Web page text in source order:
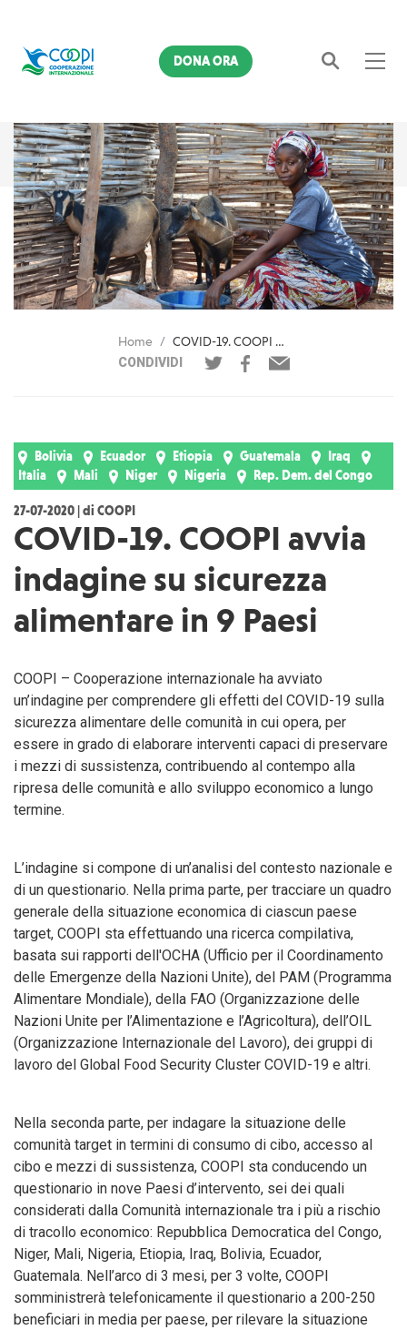
Cerca
DONA ORA
Home
COVID-19. COOPI avvia indagine su sicurezza alimentare in 9 Paesi
CONDIVIDI
Bolivia Ecuador Etiopia Guatemala
Iraq
Italia
Mali Niger Nigeria Rep. Dem. del Congo
27-07-2020 | di COOPI
COVID-19. COOPI avvia
indagine su sicurezza
alimentare in 9 Paesi
COOPI – Cooperazione internazionale ha avviato
un’indagine per comprendere gli effetti del COVID-19 sulla
sicurezza alimentare delle comunità in cui opera, per
essere in grado di elaborare interventi capaci di preservare
i mezzi di sussistenza, contribuendo al contempo alla
ripresa delle comunità e allo sviluppo economico a lungo
termine.
L’indagine si compone di un’analisi del contesto nazionale e
di un questionario. Nella prima parte, per tracciare un quadro
generale della situazione economica di ciascun paese
target, COOPI sta effettuando una ricerca compilativa,
basata sui rapporti dell'OCHA (Ufficio per il Coordinamento
delle Emergenze della Nazioni Unite), del PAM (Programma
Alimentare Mondiale), della FAO (Organizzazione delle
Nazioni Unite per l’Alimentazione e l’Agricoltura), dell’OIL
(Organizzazione Internazionale del Lavoro), dei gruppi di
lavoro del Global Food Security Cluster COVID-19 e altri.
Nella seconda parte, per indagare la situazione delle
comunità target in termini di consumo di cibo, accesso al
cibo e mezzi di sussistenza, COOPI sta conducendo un
questionario in nove Paesi d’intervento, sei dei quali
considerati dalla Comunità internazionale tra i più a rischio
di tracollo economico: Repubblica Democratica del Congo,
Niger, Mali, Nigeria, Etiopia, Iraq, Bolivia, Ecuador,
Guatemala. Nell’arco di 3 mesi, per 3 volte, COOPI
somministrerà telefonicamente il questionario a 200-250
beneficiari in media per paese, per rilevare la situazione